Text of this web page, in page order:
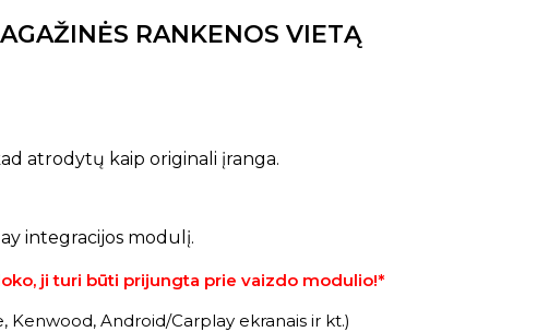
RANKENOS VIETĄ
atrodytų kaip originali įranga.
integracijos modulį.
ji turi būti prijungta prie vaizdo modulio!*
Kenwood, Android/Carplay ekranais ir kt.)